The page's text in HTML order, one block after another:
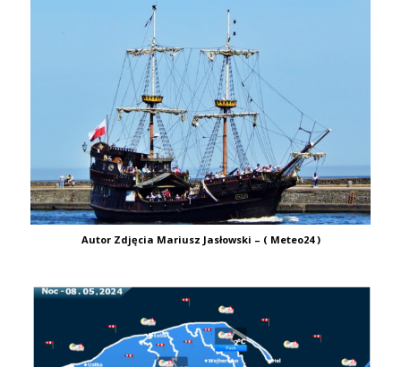
Autor Zdjęcia Mariusz Jasłowski – ( Meteo24 )